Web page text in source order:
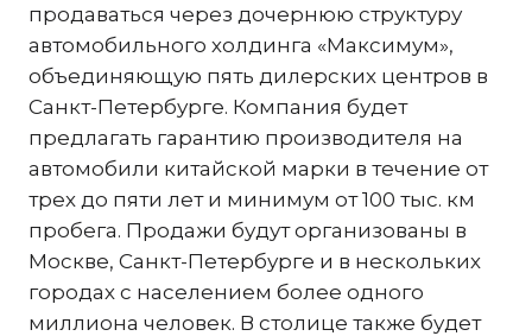
продаваться через дочернюю структуру
автомобильного холдинга «Максимум»,
объединяющую пять дилерских центров в
Санкт-Петербурге. Компания будет
предлагать гарантию производителя на
автомобили китайской марки в течение от
трех до пяти лет и минимум от 100 тыс. км
пробега. Продажи будут организованы в
Москве, Санкт-Петербурге и в нескольких
городах с населением более одного
миллиона человек. В столице также будет